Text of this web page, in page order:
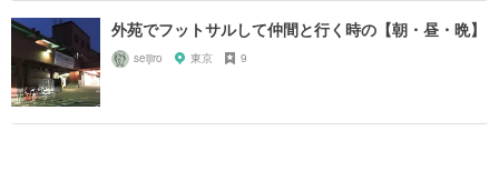
外苑でフットサルして仲間と行く時の【朝・昼・晩】
seijiro 東京 9